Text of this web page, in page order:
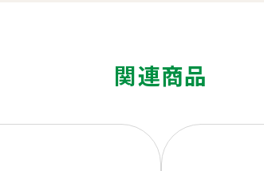
関連商品